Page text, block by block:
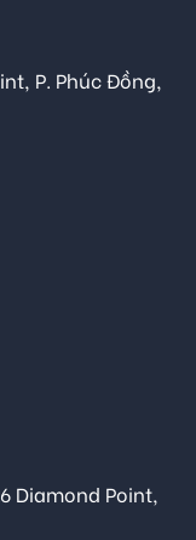
P. Phúc Đồng,
Diamond Point,